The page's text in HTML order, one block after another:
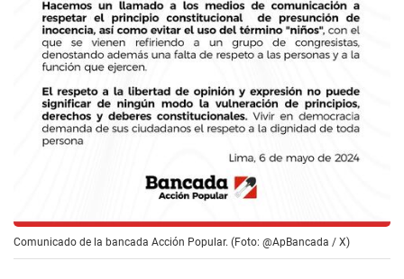
Comunicado de la bancada Acción Popular. (Foto: @ApBancada / X)